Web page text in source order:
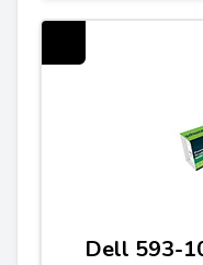
Dell 593-